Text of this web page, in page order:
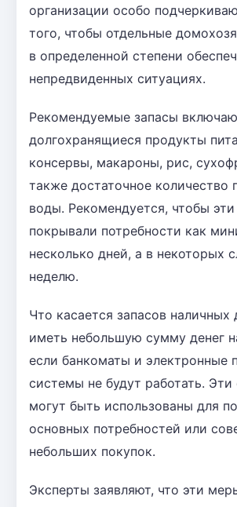
организации особо
того, чтобы отдельные
в определенной степени
непредвиденных ситуациях.
Рекомендуемые запасы
долгохранящиеся продукты
консервы, макароны, рис,
также достаточное количество
воды. Рекомендуется, чтобы
покрывали потребности как
несколько дней, а в некоторых
неделю.
Что касается запасов наличных
иметь небольшую сумму денег
если банкоматы и электронные
системы не будут работать. Эти
могут быть использованы для
основных потребностей или
небольших покупок.
Эксперты заявляют, что эти